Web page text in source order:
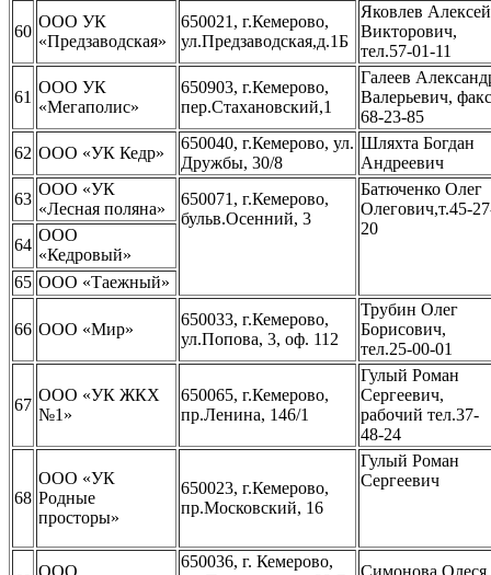
60
ООО УК
«Предзаводская»
650021, г.Кемерово,
ул.Предзаводская,д.1Б
Яковлев Алексей
Викторович,
тел.57-01-11
61
ООО УК
«Мегаполис»
650903, г.Кемерово,
пер.Стахановский,1
Галеев
Валерьевич, факс
68-23-85
62 ООО «УК Кедр»
650040, г.Кемерово, ул.
Дружбы, 30/8
Шляхта Богдан
Андреевич
63
ООО «УК
«Лесная поляна»
650071, г.Кемерово,
бульв.Осенний, 3
Батюченко Олег
Олегович,т.45-
20
64
ООО
«Кедровый»
65 ООО «Таежный»
66 ООО «Мир»
650033, г.Кемерово,
ул.Попова, 3, оф. 112
Трубин Олег
Борисович,
тел.25-00-01
67
ООО «УК ЖКХ
№1»
650065, г.Кемерово,
пр.Ленина, 146/1
Гулый Роман
Сергеевич,
рабочий тел.37-
48-24
68
ООО «УК
Родные
просторы»
650023, г.Кемерово,
пр.Московский, 16
Гулый Роман
Сергеевич
ООО
650036, г. Кемерово,
Симонова Олеся